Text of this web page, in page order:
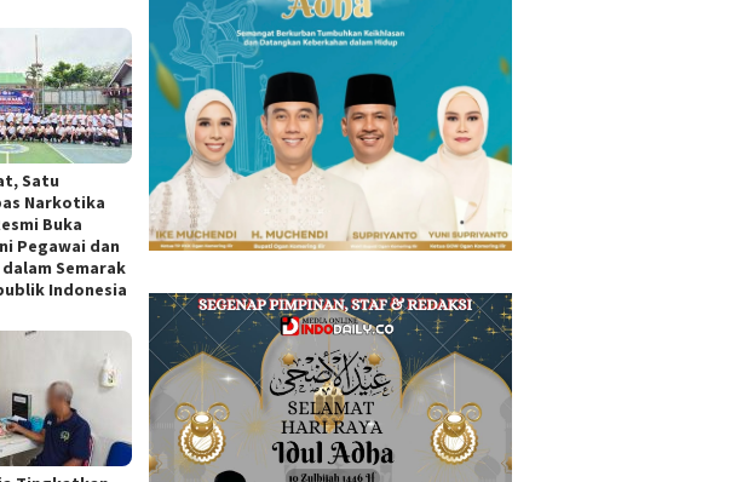
Satu
Narkotika
Buka
Pegawai dan
Semarak
Indonesia